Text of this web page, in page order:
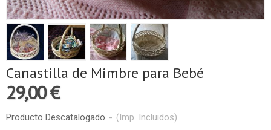
Canastilla de Mimbre para Bebé
29,00 €
Producto Descatalogado - (Imp. Incluidos)